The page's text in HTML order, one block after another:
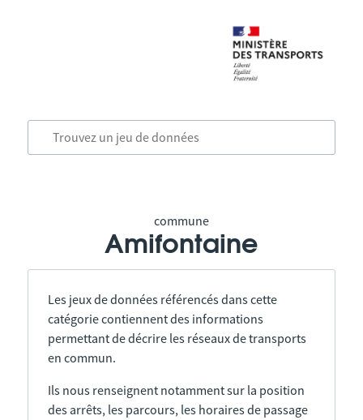
commune
Amifontaine
Les jeux de données référencés dans cette
catégorie contiennent des informations
permettant de décrire les réseaux de transports
en commun.
Ils nous renseignent notamment sur la position
des arrêts, les parcours, les horaires de passage